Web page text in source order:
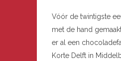
Vóór de twintigste
met de hand
er al een
Korte Delft in